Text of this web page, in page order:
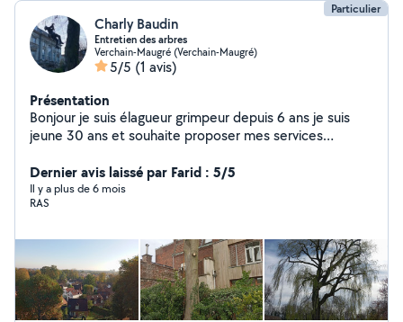
Particulier
Charly Baudin
Entretien des arbres
Verchain-Maugré (Verchain-Maugré)
5/5 (1 avis)
Présentation
Bonjour je suis élagueur grimpeur depuis 6 ans je suis
jeune 30 ans et souhaite proposer mes services
ou sans évacuation de déchets
Dernier avis laissé par Farid : 5/5
Il y a plus de 6 mois
RAS